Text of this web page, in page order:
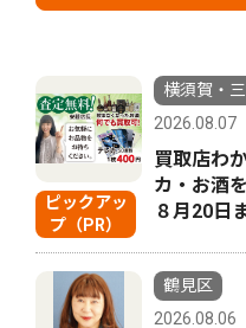
ピックアッ
プ（PR）
横須賀・
2026.08.07
買取店わ
カ・お酒
８月20日
鶴見区
2026.08.06